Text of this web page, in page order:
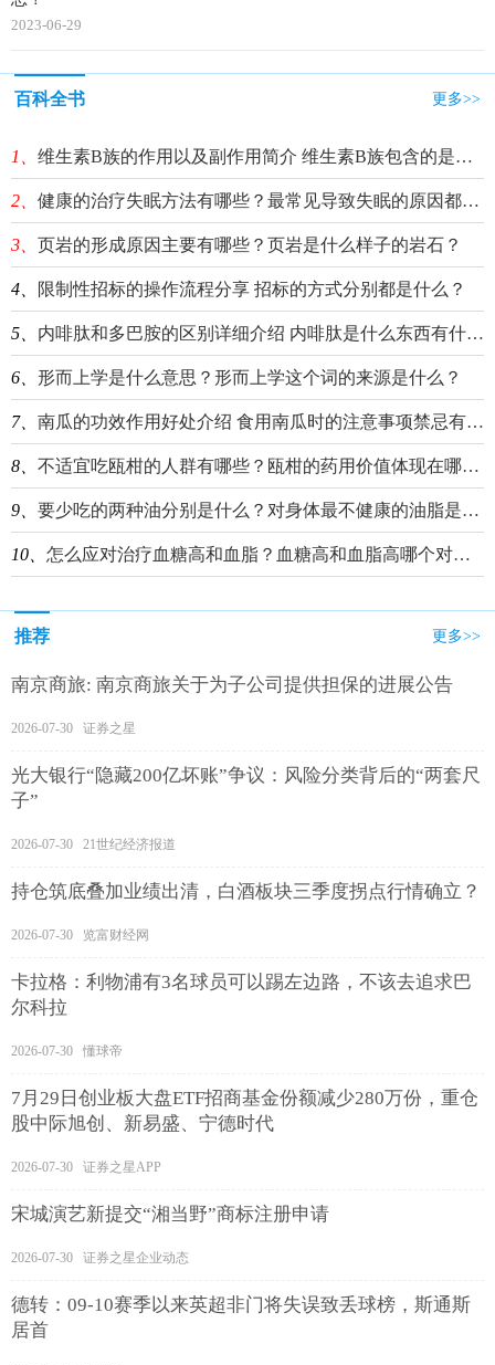
2023-06-29
百科全书 更多>>
1、 维生素B族的作用以及副作用简介 维生素B族包含的是哪几种维生素？
2、 健康的治疗失眠方法有哪些？最常见导致失眠的原因都有什么？
3、 页岩的形成原因主要有哪些？页岩是什么样子的岩石？
4、 限制性招标的操作流程分享 招标的方式分别都是什么？
5、 内啡肽和多巴胺的区别详细介绍 内啡肽是什么东西有什么作用？
6、 形而上学是什么意思？形而上学这个词的来源是什么？
7、 南瓜的功效作用好处介绍 食用南瓜时的注意事项禁忌有哪些？
8、 不适宜吃瓯柑的人群有哪些？瓯柑的药用价值体现在哪些方面？
9、 要少吃的两种油分别是什么？对身体最不健康的油脂是什么油？
10、 怎么应对治疗血糖高和血脂？血糖高和血脂高哪个对人体危险？
推荐 更多>>
南京商旅: 南京商旅关于为子公司提供担保的进展公告
2026-07-30 证券之星
光大银行“隐藏200亿坏账”争议：风险分类背后的“两套尺
子”
2026-07-30 21世纪经济报道
持仓筑底叠加业绩出清，白酒板块三季度拐点行情确立？
2026-07-30 览富财经网
卡拉格：利物浦有3名球员可以踢左边路，不该去追求巴
尔科拉
2026-07-30 懂球帝
7月29日创业板大盘ETF招商基金份额减少280万份，重仓
股中际旭创、新易盛、宁德时代
2026-07-30 证券之星APP
宋城演艺新提交“湘当野”商标注册申请
2026-07-30 证券之星企业动态
德转：09-10赛季以来英超非门将失误致丢球榜，斯通斯
居首